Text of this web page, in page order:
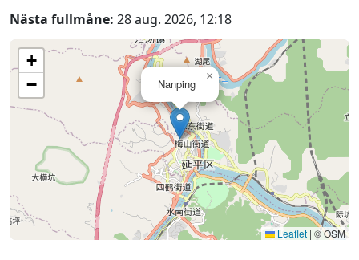
Nästa fullmåne: 28 aug. 2026, 12:18
Nanping
×
+
−
Leaflet | © OSM